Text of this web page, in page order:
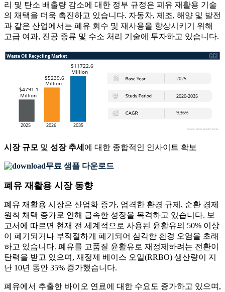
리 및 탄소 배출량 감소에 대한 정부 규정은 폐유 재활용 기술
의 채택을 더욱 촉진하고 있습니다. 자동차, 제조, 해양 및 발전
과 같은 산업에서는 폐유 회수 및 재사용을 향상시키기 위해
고급 여과, 진공 증류 및 수소 처리 기술에 투자하고 있습니다.
시장 규모 및 성장 추세 에 대한 종합적인 인사이트 확보
무료 샘플 다운로드
폐유 재활용 시장 동향
폐유 재활용 시장은 산업화 증가, 엄격한 환경 규제, 순환 경제
원칙 채택 증가로 인해 급속한 성장을 목격하고 있습니다. 보
고서에 따르면 현재 전 세계적으로 사용된 윤활유의 50% 이상
이 폐기되거나 부적절하게 폐기되어 심각한 환경 오염을 초래
하고 있습니다. 폐유를 고품질 윤활유로 재정제하려는 전환이
탄력을 받고 있으며, 재정제 베이스 오일(RRBO) 생산량이 지
난 10년 동안 35% 증가했습니다.
폐유에서 추출한 바이오 연료에 대한 수요도 증가하고 있으며,